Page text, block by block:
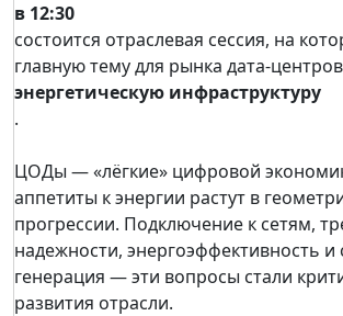
в 12:30
состоится отраслевая сессия, на
главную тему для рынка дата-
энергетическую инфраструктуру
.
ЦОДы — «лёгкие» цифровой
аппетиты к энергии растут в
прогрессии. Подключение к сетям,
надежности, энергоэффективность и
генерация — эти вопросы стали
развития отрасли.